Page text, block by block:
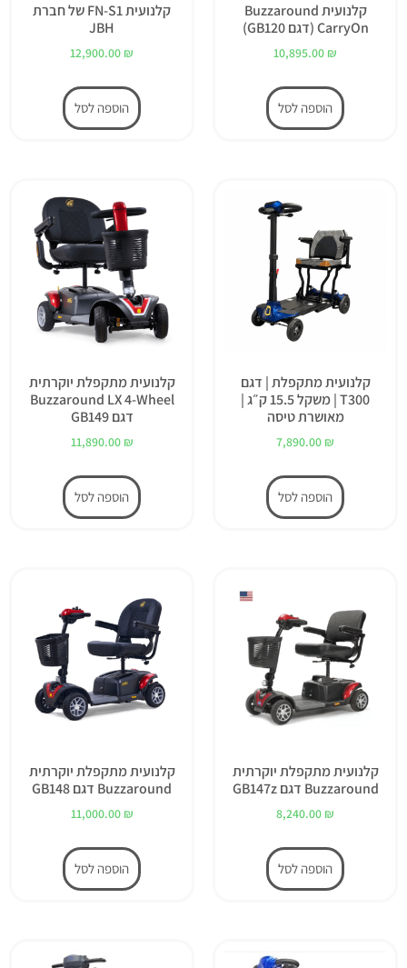
קלנועית Buzzaround
CarryOn (דגם GB120)
10,895.00 ₪
הוספה לסל
קלנועית FN-S1 של חברת
JBH
12,900.00 ₪
הוספה לסל
קלנועית מתקפלת | דגם
T300 | משקל 15.5 ק״ג |
מאושרת טיסה
7,890.00 ₪
הוספה לסל
קלנועית מתקפלת יוקרתית
Buzzaround LX 4-Wheel
דגם GB149
11,890.00 ₪
הוספה לסל
קלנועית מתקפלת יוקרתית
Buzzaround דגם GB147z
8,240.00 ₪
הוספה לסל
קלנועית מתקפלת יוקרתית
Buzzaround דגם GB148
11,000.00 ₪
הוספה לסל